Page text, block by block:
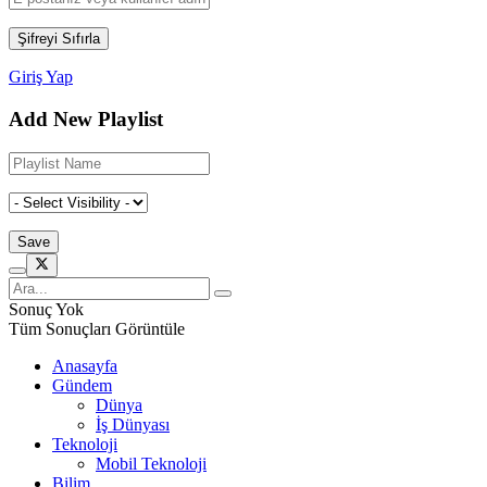
Giriş Yap
Add New Playlist
Sonuç Yok
Tüm Sonuçları Görüntüle
Anasayfa
Gündem
Dünya
İş Dünyası
Teknoloji
Mobil Teknoloji
Bilim